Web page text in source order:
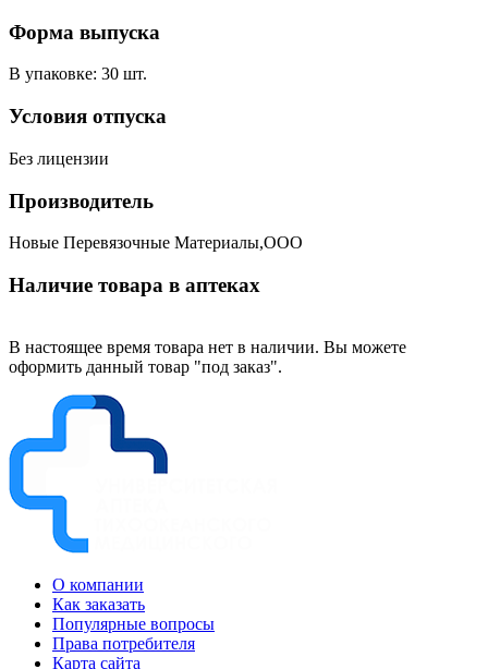
Форма выпуска
В упаковке: 30 шт.
Условия отпуска
Без лицензии
Производитель
Новые Перевязочные Материалы,ООО
Наличие товара в аптеках
В настоящее время товара нет в наличии. Вы можете
оформить данный товар "под заказ".
О компании
Как заказать
Популярные вопросы
Права потребителя
Карта сайта